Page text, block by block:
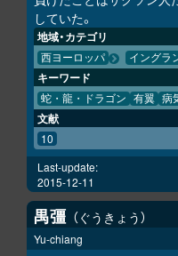
していた。
地域・カテゴリ
西ヨーロッパ イングラ
キーワード
蛇・龍・ドラゴン 有翼 病
文献
10
Last-update:
2015-12-11
禺彊 ぐうきょう
Yu-chiang